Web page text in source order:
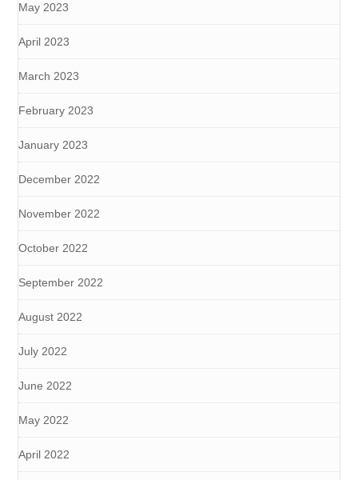
May 2023
April 2023
March 2023
February 2023
January 2023
December 2022
November 2022
October 2022
September 2022
August 2022
July 2022
June 2022
May 2022
April 2022